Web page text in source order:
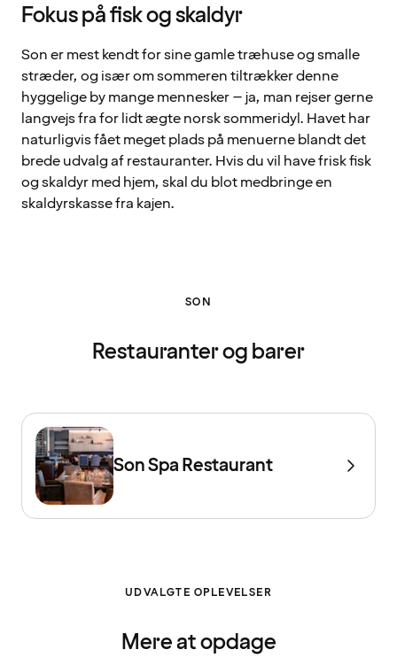
Fokus på fisk og skaldyr
Son er mest kendt for sine gamle træhuse og smalle
stræder, og især om sommeren tiltrækker denne
hyggelige by mange mennesker – ja, man rejser gerne
langvejs fra for lidt ægte norsk sommeridyl. Havet har
naturligvis fået meget plads på menuerne blandt det
brede udvalg af restauranter. Hvis du vil have frisk fisk
og skaldyr med hjem, skal du blot medbringe en
skaldyrskasse fra kajen.
SON
Restauranter og barer
Son Spa Restaurant
UDVALGTE OPLEVELSER
Mere at opdage